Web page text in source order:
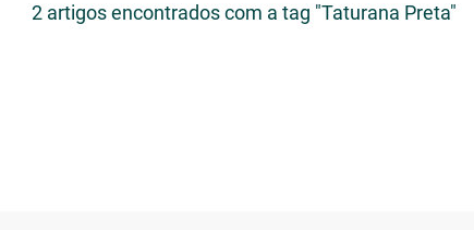
2 artigos encontrados com a tag "Taturana Preta"